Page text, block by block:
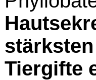
Tiergifte